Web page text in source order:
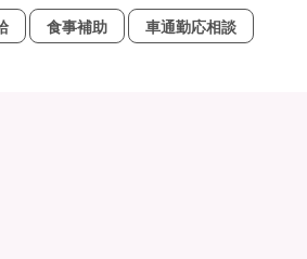
食事補助
車通勤応相談